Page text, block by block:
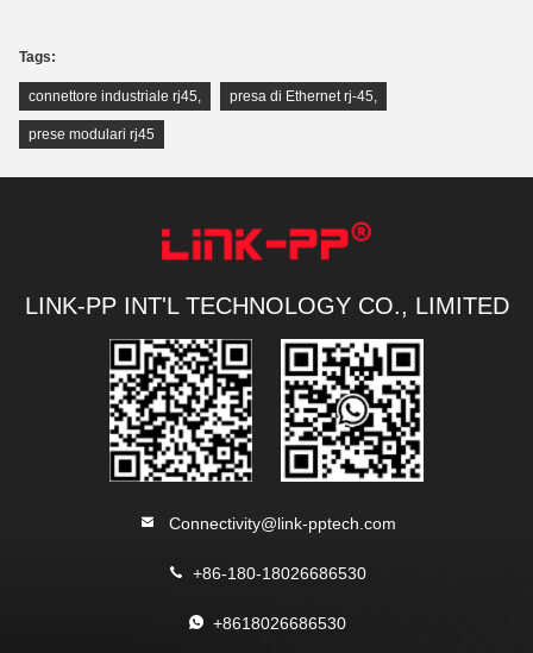
Tags:
connettore industriale rj45, presa di Ethernet rj-45,
prese modulari rj45
LINK-PP INT'L TECHNOLOGY CO., LIMITED
Connectivity@link-pptech.com
+86-180-18026686530
+8618026686530